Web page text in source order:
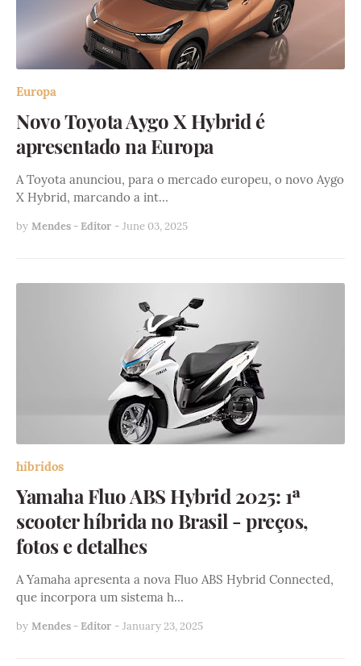
Europa
Novo Toyota Aygo X Hybrid é
apresentado na Europa
A Toyota anunciou, para o mercado europeu, o novo Aygo
X Hybrid, marcando a int…
by Mendes - Editor - June 03, 2025
hibridos
Yamaha Fluo ABS Hybrid 2025: 1ª
scooter híbrida no Brasil - preços,
fotos e detalhes
A Yamaha apresenta a nova Fluo ABS Hybrid Connected,
que incorpora um sistema h…
by Mendes - Editor - January 23, 2025